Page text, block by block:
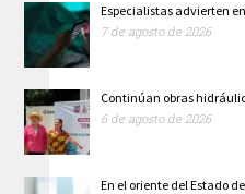
Especialistas advierten
7 de agosto de 2026
Continúan obras
6 de agosto de 2026
En el oriente del Estado